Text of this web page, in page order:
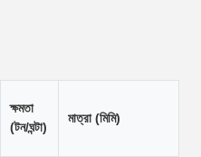
ক্ষমতা
(টন/ঘন্টা)
মাত্রা (মিমি)